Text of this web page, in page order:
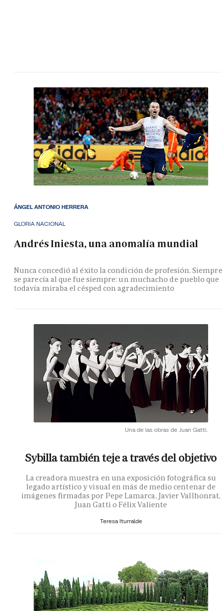
GLORIA NACIONAL
Andrés Iniesta, una anomalía mundial
Nunca concedió al éxito la condición de profesión. Siempre
se parecía al que fue siempre: un muchacho de pueblo que
todavía miraba el césped con agradecimiento
ÁNGEL ANTONIO HERRERA
Una de las obras de Juan Gatti.
Sybilla también teje a través del objetivo
La creadora muestra en una exposición fotográfica su
legado artístico y visual en más de medio centenar de
imágenes firmadas por Pepe Lamarca, Javier Vallhonrat,
Juan Gatti o Félix Valiente
Teresa Iturralde